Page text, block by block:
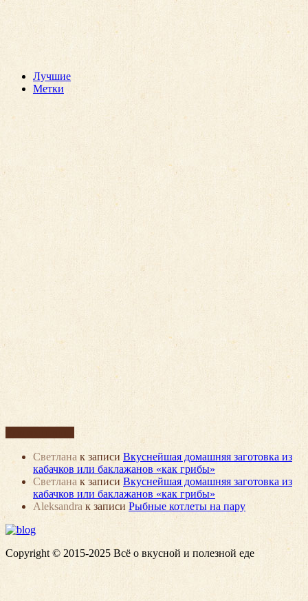
Лучшие
Метки
Светлана к записи Вкуснейшая домашняя заготовка из
кабачков или баклажанов «как грибы»
Светлана к записи Вкуснейшая домашняя заготовка из
кабачков или баклажанов «как грибы»
Aleksandra к записи Рыбные котлеты на пару
Copyright © 2015-2025 Всё о вкусной и полезной еде